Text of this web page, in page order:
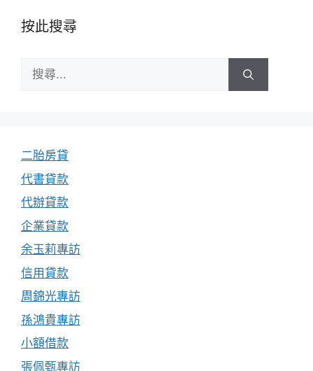
按此搜尋
尋:
二胎房貸
代書貸款
代辦貸款
企業貸款
余玉莉專訪
信用貸款
周錦光專訪
孫鴻貴專訪
小額借款
張佩甄專訪